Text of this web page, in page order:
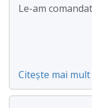
Le-am
Citește mai mult